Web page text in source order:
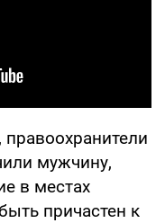
правоохранители
мужчину,
в местах
причастен к